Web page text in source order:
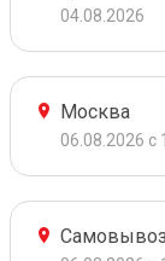
04.08.2026
Москва
06.08.2026 с
Самовывоз